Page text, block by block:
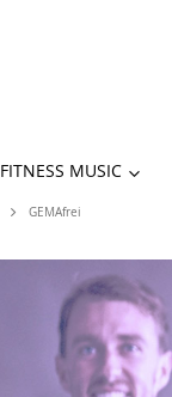
FITNESS MUSIC
GEMAfrei